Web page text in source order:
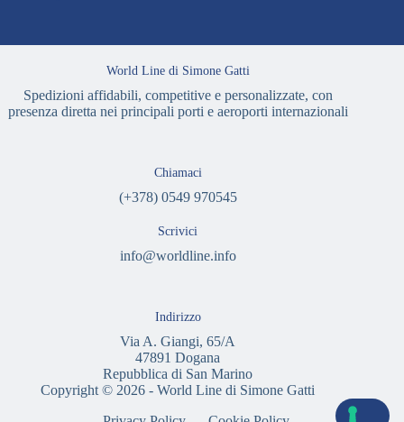
World Line di Simone Gatti
Spedizioni affidabili, competitive e personalizzate, con
presenza diretta nei principali porti e aeroporti internazionali
Chiamaci
(+378) 0549 970545
Scrivici
info@worldline.info
Indirizzo
Via A. Giangi, 65/A
47891 Dogana
Repubblica di San Marino
Copyright © 2026 - World Line di Simone Gatti